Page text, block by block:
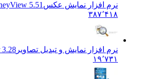
نرم افزار نمایش عکسHoneyView 5.51
۳۸۷٬۴۱۸
نرم افزار نمایش و تبدیل تصاویر 3.28
۱۹٬۷۳۱